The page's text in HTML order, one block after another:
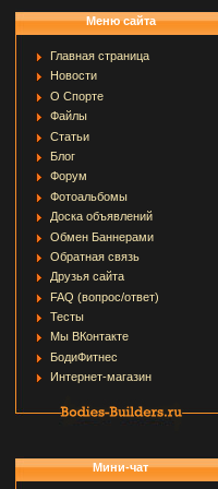
Меню сайта
Главная страница
Новости
О Спорте
Файлы
Статьи
Блог
Форум
Фотоальбомы
Доска объявлений
Обмен Баннерами
Обратная связь
Друзья сайта
FAQ (вопрос/ответ)
Тесты
Мы ВКонтакте
БодиФитнес
Интернет-магазин
Мини-чат